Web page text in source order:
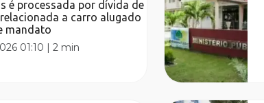
é processada por dívida de
a carro alugado
mandato
01:10 |2 min